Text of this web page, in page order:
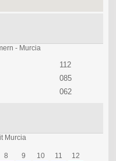
112
085
062
8 9 10 11 12